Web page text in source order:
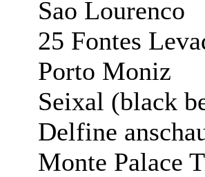
Sao Lourenco
25 Fontes
Porto Moniz
Seixal (black
Delfine
Monte Palace